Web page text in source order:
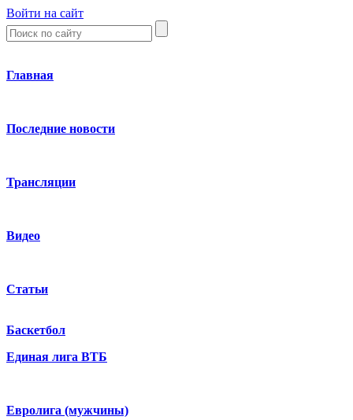
Войти на сайт
Главная
Последние новости
Трансляции
Видео
Статьи
Баскетбол
Единая лига ВТБ
Евролига (мужчины)